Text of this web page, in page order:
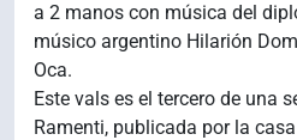
a 2 manos con música del
músico argentino Hilarión
Oca.
Este vals es el tercero de una
Ramenti, publicada por la